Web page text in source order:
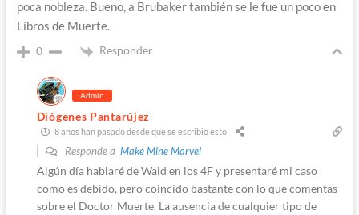
poca nobleza. Bueno, a Brubaker también se le fue un poco en
Libros de Muerte.
0 Responder
Admin
Diógenes Pantarújez
8 años han pasado desde que se escribió esto
Responde a Make Mine Marvel
Algún día hablaré de Waid en los 4F y presentaré mi caso
como es debido, pero coincido bastante con lo que comentas
sobre el Doctor Muerte. La ausencia de cualquier tipo de